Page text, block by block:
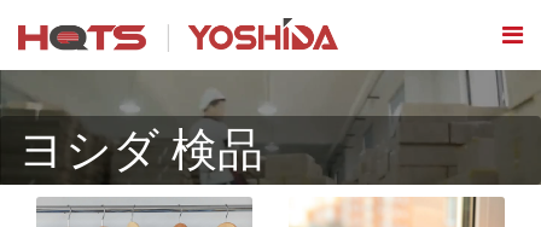
ヨシダ 検品